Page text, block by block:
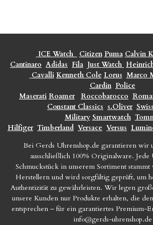
ICE Watch Citizen Puma Calvin
Cantinaro Adidas Fila Just Watch
Cavalli Kenneth Cole Lorus Marco
Cardin Police
Maserati Roamer Roccobarocco
Constant Classics s.Oliver
Military Smartwatch
Hilfiger Timberland Versace Versus
Bei Gerds Uhrenshop.de garantieren wir
ausschließlich 100% Originalware.
Schmuckstück in unserem Sortiment
Herstellern und wird sorgfältig geprüft, um
Authentizität zu gewährleisten. Wir legen
unsere Kunden nur Produkte erhalten, die
entsprechen – für ein garantiertes Premium-
info@gerds-uhrenshop.de